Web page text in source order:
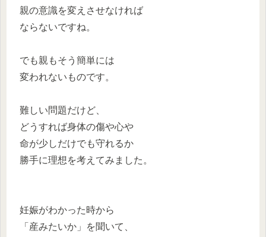
親の意識を変えさせなければ
ならないですね。
でも親もそう簡単には
変われないものです。
難しい問題だけど、
どうすれば身体の傷や心や
命が少しだけでも守れるか
勝手に理想を考えてみました。
妊娠がわかった時から
「産みたいか」を聞いて、